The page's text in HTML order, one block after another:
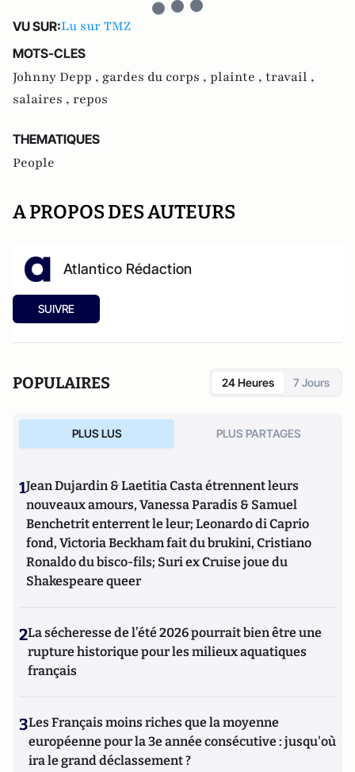
VU SUR:Lu sur TMZ
MOTS-CLES
Johnny Depp , gardes du corps , plainte , travail ,
salaires , repos
THEMATIQUES
People
A PROPOS DES AUTEURS
Atlantico Rédaction
SUIVRE
POPULAIRES 24 Heures 7 Jours
PLUS LUS PLUS PARTAGES
1Jean Dujardin & Laetitia Casta étrennent leurs
nouveaux amours, Vanessa Paradis & Samuel
Benchetrit enterrent le leur; Leonardo di Caprio
fond, Victoria Beckham fait du brukini, Cristiano
Ronaldo du bisco-fils; Suri ex Cruise joue du
Shakespeare queer
2La sécheresse de l’été 2026 pourrait bien être une
rupture historique pour les milieux aquatiques
français
3Les Français moins riches que la moyenne
européenne pour la 3e année consécutive : jusqu'où
ira le grand déclassement ?